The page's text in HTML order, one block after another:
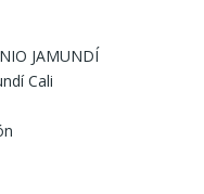
JAMUNDÍ
Cali